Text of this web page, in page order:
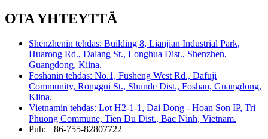
OTA YHTEYTTÄ
Shenzhenin tehdas: Building 8, Lianjian Industrial Park,
Huarong Rd., Dalang St., Longhua Dist., Shenzhen,
Guangdong, Kiina.
Foshanin tehdas: No.1, Fusheng West Rd., Dafuji
Community, Ronggui St., Shunde Dist., Foshan, Guangdong,
Kiina.
Vietnamin tehdas: Lot H2-1-1, Dai Dong - Hoan Son IP, Tri
Phuong Commune, Tien Du Dist., Bac Ninh, Vietnam.
Puh: +86-755-82807722